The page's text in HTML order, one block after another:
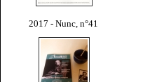
2017 - Nunc, n°41